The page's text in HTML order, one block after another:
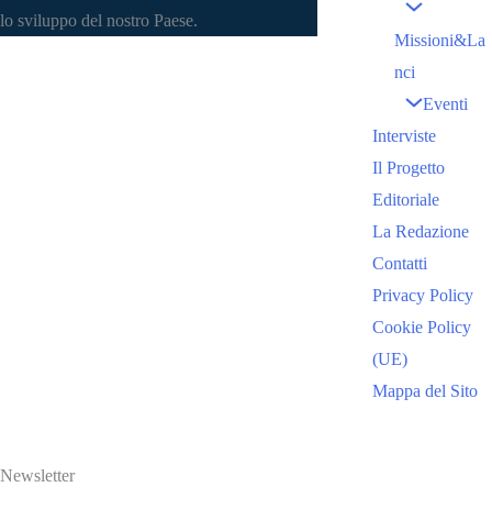
lo sviluppo del nostro Paese.
Missioni&La
nci
Eventi
Interviste
Il Progetto
Editoriale
La Redazione
Contatti
Privacy Policy
Cookie Policy
(UE)
Mappa del Sito
Newsletter